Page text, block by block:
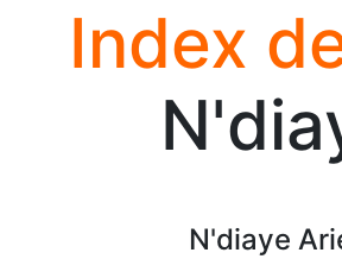
Index
N'diaye